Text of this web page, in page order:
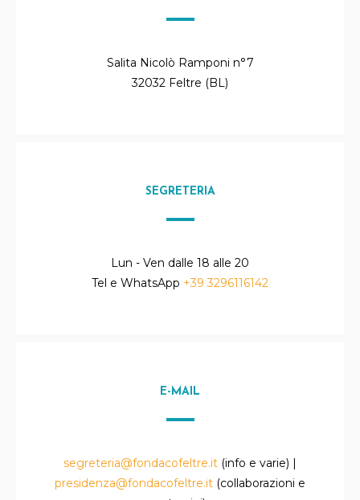
Salita Nicolò Ramponi n°7
32032 Feltre (BL)
SEGRETERIA
Lun - Ven dalle 18 alle 20
Tel e WhatsApp +39 3296116142
E-MAIL
segreteria@fondacofeltre.it (info e varie) |
presidenza@fondacofeltre.it (collaborazioni e